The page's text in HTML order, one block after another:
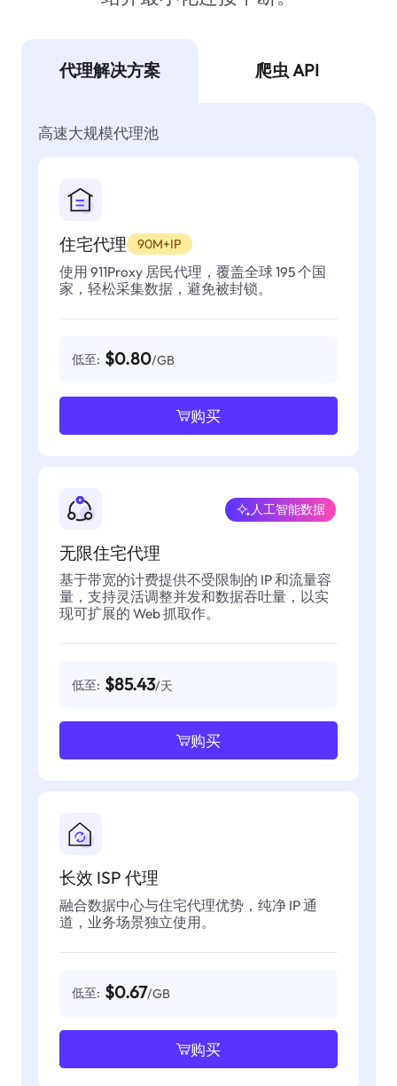
代理解决方案 爬虫 API
高速大规模代理池
住宅代理 90M+IP
使用 911Proxy 居民代理，覆盖全球 195 个国
家，轻松采集数据，避免被封锁。
低至: $0.80/GB
购买
无限住宅代理
人工智能数据
基于带宽的计费提供不受限制的 IP 和流量容
量，支持灵活调整并发和数据吞吐量，以实
现可扩展的 Web 抓取作。
低至: $85.43/天
购买
长效 ISP 代理
融合数据中心与住宅代理优势，纯净 IP 通
道，业务场景独立使用。
低至: $0.67/GB
购买